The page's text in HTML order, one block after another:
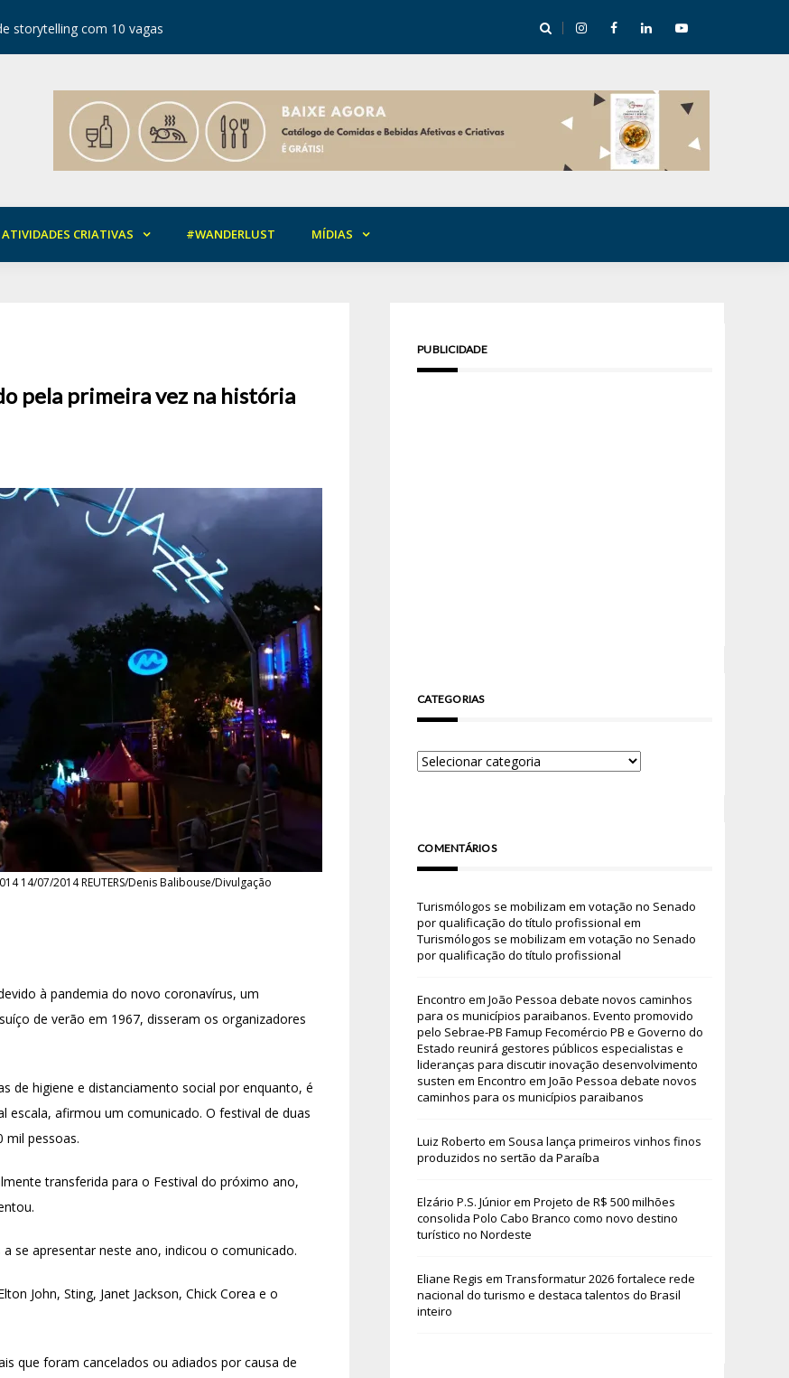
storytelling com 10 vagas Festival de Inverno nas Serras abre temporada cultural em Cuité
ATIVIDADES CRIATIVAS #WANDERLUST MÍDIAS
pela primeira vez na história
14/07/2014 REUTERS/Denis Balibouse/Divulgação
à pandemia do novo coronavírus, um
de verão em 1967, disseram os organizadores
de higiene e distanciamento social por enquanto, é
escala, afirmou um comunicado. O festival de duas
mil pessoas.
transferida para o Festival do próximo ano,
se apresentar neste ano, indicou o comunicado.
John, Sting, Janet Jackson, Chick Corea e o
que foram cancelados ou adiados por causa de
PUBLICIDADE
CATEGORIAS
COMENTÁRIOS
Turismólogos se mobilizam em votação no Senado
por qualificação do título profissional em
Turismólogos se mobilizam em votação no Senado
por qualificação do título profissional
Encontro em João Pessoa debate novos caminhos
para os municípios paraibanos. Evento promovido
pelo Sebrae-PB Famup Fecomércio PB e Governo do
Estado reunirá gestores públicos especialistas e
lideranças para discutir inovação desenvolvimento
susten em Encontro em João Pessoa debate novos
caminhos para os municípios paraibanos
Luiz Roberto em Sousa lança primeiros vinhos finos
produzidos no sertão da Paraíba
Elzário P.S. Júniorem Projeto de R$ 500 milhões
consolida Polo Cabo Branco como novo destino
turístico no Nordeste
Eliane Regis em Transformatur 2026 fortalece rede
nacional do turismo e destaca talentos do Brasil
inteiro